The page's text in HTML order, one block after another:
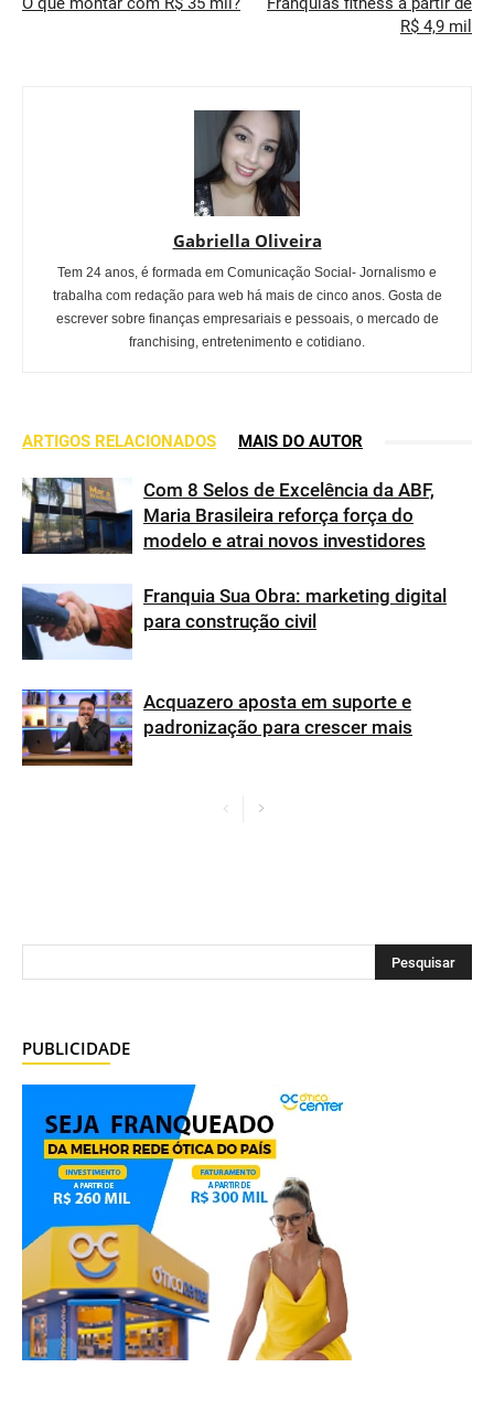
R$ 4,9 mil
Gabriella Oliveira
Tem 24 anos, é formada em Comunicação Social- Jornalismo e
trabalha com redação para web há mais de cinco anos. Gosta de
escrever sobre finanças empresariais e pessoais, o mercado de
franchising, entretenimento e cotidiano.
ARTIGOS RELACIONADOS MAIS DO AUTOR
Com 8 Selos de Excelência da ABF,
Maria Brasileira reforça força do
modelo e atrai novos investidores
Franquia Sua Obra: marketing digital
para construção civil
Acquazero aposta em suporte e
padronização para crescer mais
PUBLICIDADE